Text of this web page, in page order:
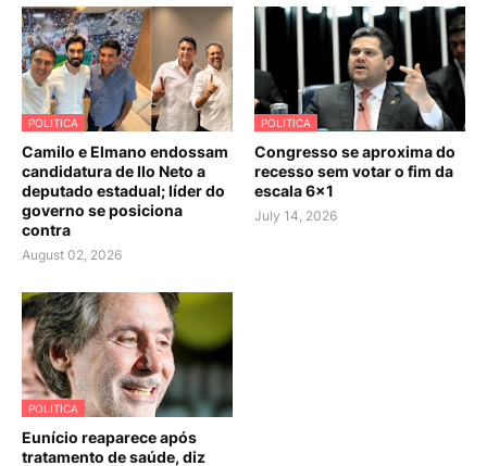
POLITICA
Camilo e Elmano endossam
candidatura de Ilo Neto a
deputado estadual; líder do
governo se posiciona
contra
August 02, 2026
POLITICA
Congresso se aproxima do
recesso sem votar o fim da
escala 6×1
July 14, 2026
POLITICA
Eunício reaparece após
tratamento de saúde, diz